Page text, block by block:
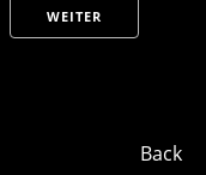
WEITER
Back